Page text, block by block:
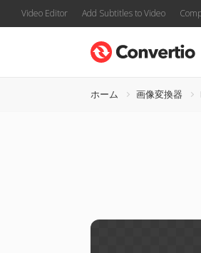
Video Editor Add Subtitles to Video
ホーム 画像変換器